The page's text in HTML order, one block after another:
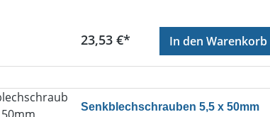
Regulärer Preis:
23,53 €* In den Warenkorb
Senkblechschrauben 5,5 x 50mm